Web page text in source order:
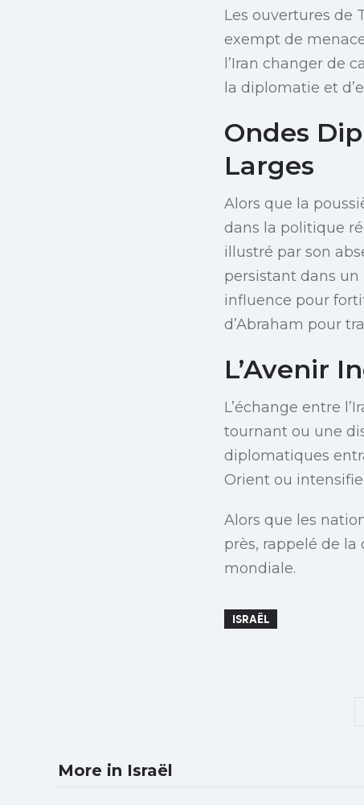
Les ouvertures de
exempt de
l’Iran changer de
la diplomatie et
Ondes
Larges
Alors que la
dans la politique
illustré par son
persistant dans
influence pour
d’Abraham pour
L’Avenir
L’échange entre
tournant ou une
diplomatiques
Orient ou
Alors que les
près, rappelé de
mondiale.
ISRAËL
More in Israël